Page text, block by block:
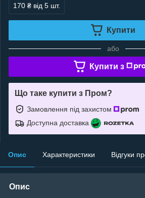
170 ₴ від 5 шт.
Купити
або
Купити з
Що таке купити з Пром?
Замовлення під захистом
Доступна доставка
Опис Характеристики Відгуки
Опис